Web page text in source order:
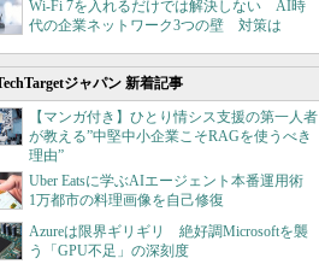
Wi-Fi 7を入れるだけでは解決しない AI時
代の企業ネットワーク3つの壁 対策は
ジャパン 新着記事
【マンガ付き】ひとり情シス支援の第一人者
が教える”中堅中小企業こそRAGを使うべき
理由”
Uber Eatsに学ぶAIエージェント本番運用術
1万都市の料理画像を自己修復
Azureは限界ギリギリ 絶好調Microsoftを襲
う「GPU不足」の深刻度